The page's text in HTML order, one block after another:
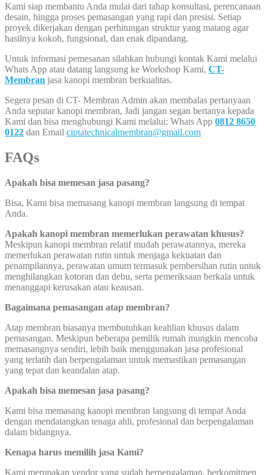
Kami siap membantu Anda mulai dari tahap konsultasi, perencanaan
desain, hingga proses pemasangan yang rapi dan presisi. Setiap
proyek dikerjakan dengan perhitungan struktur yang matang agar
hasilnya kokoh, fungsional, dan enak dipandang.
Untuk informasi pemesanan silahkan hubungi kontak Kami melalui
Whats App atau datang langsung ke Workshop Kami, CT-
Membran jasa kanopi membran berkualitas.
Segera pesan di CT- Membran Admin akan membalas pertanyaan
Anda seputar kanopi membran, Jadi jangan segan bertanya kepada
Kami dan bisa menghubungi Kami melalui: Whats App 0812 8650
0122 dan Email ciptatechnicalmembran@gmail.com
FAQs
Apakah bisa memesan jasa pasang?
Bisa, Kami bisa memasang kanopi membran langsung di tempat
Anda.
Apakah kanopi membran memerlukan perawatan khusus?
Meskipun kanopi membran relatif mudah perawatannya, mereka
memerlukan perawatan rutin untuk menjaga kekuatan dan
penampilannya, perawatan umum termasuk pembersihan rutin untuk
menghilangkan kotoran dan debu, serta pemeriksaan berkala untuk
menanggapi kerusakan atau keausan.
Bagaimana pemasangan atap membran?
Atap membran biasanya membutuhkan keahlian khusus dalam
pemasangan. Meskipun beberapa pemilik rumah mungkin mencoba
memasangnya sendiri, lebih baik menggunakan jasa profesional
yang terlatih dan berpengalaman untuk memastikan pemasangan
yang tepat dan keandalan atap.
Apakah bisa memesan jasa pasang?
Kami bisa memasang kanopi membran langsung di tempat Anda
dengan mendatangkan tenaga ahli, profesional dan berpengalaman
dalam bidangnya.
Kenapa harus memilih jasa Kami?
Kami merupakan vendor yang sudah berpengalaman, berkomitmen